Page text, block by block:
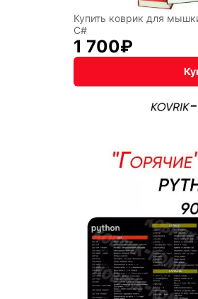
Купить коврик для
C#
1 700₽